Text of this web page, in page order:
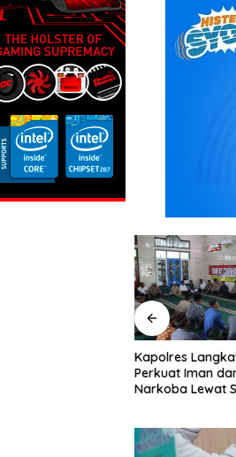
Kapolres Langkat Ajak
Perkuat Iman dan Perangi
Narkoba Lewat Safari Jumat